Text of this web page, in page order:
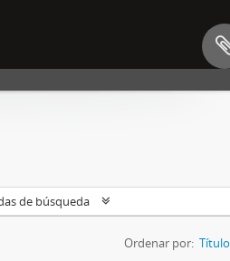
de búsqueda
Ordenar por: Título